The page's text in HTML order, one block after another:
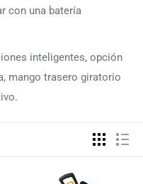
con una batería
inteligentes, opción
mango trasero giratorio